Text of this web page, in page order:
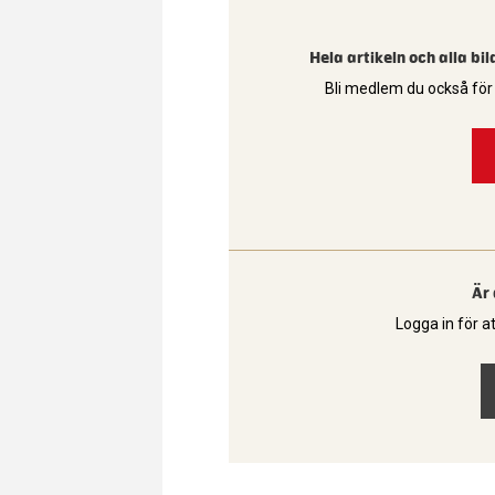
Hela artikeln och alla
Bli medlem du också
Är
Logga in för